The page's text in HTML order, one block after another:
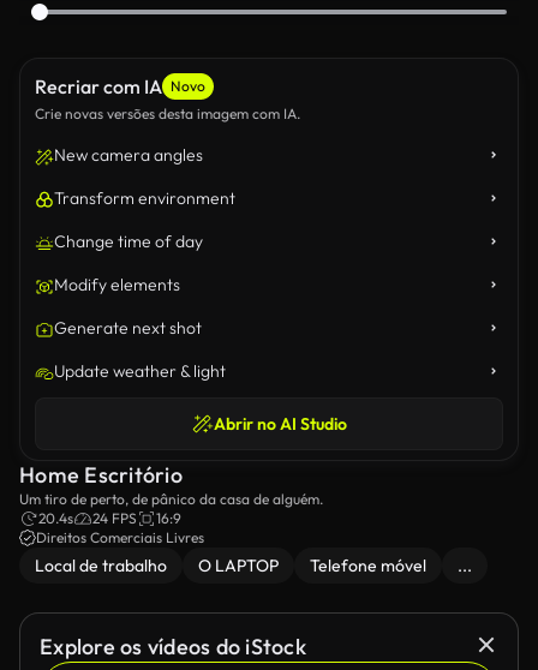
Recriar com IA Novo
Crie novas versões desta imagem com IA.
New camera angles
Transform environment
Change time of day
Modify elements
Generate next shot
Update weather & light
Abrir no AI Studio
Home Escritório
Um tiro de perto, de pânico da casa de alguém.
20.4s
24 FPS
16:9
Direitos Comerciais Livres
Local de trabalho O LAPTOP Telefone móvel ...
Explore os vídeos do iStock